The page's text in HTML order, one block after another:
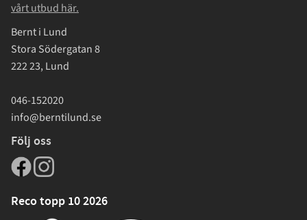
vårt utbud här.
Bernt i Lund
Stora Södergatan 8
222 23, Lund
046-152020
info@berntilund.se
Följ oss
Reco topp 10 2026